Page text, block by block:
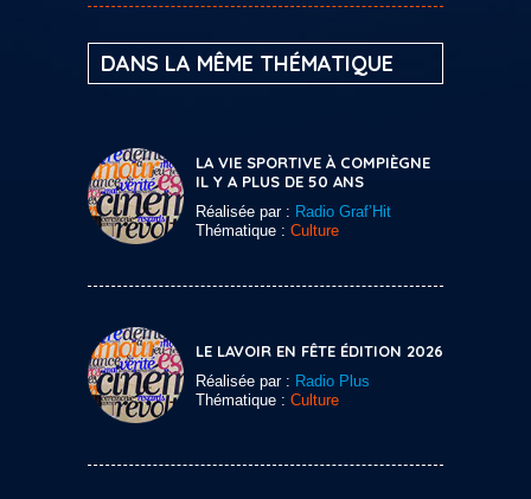
DANS LA MÊME THÉMATIQUE
LA VIE SPORTIVE À COMPIÈGNE
IL Y A PLUS DE 50 ANS
Réalisée par : Radio Graf’Hit
Thématique : Culture
LE LAVOIR EN FÊTE ÉDITION 2026
Réalisée par : Radio Plus
Thématique : Culture